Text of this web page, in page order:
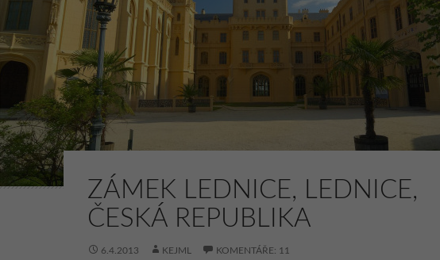
ZÁMEK LEDNICE, LEDNICE,
ČESKÁ REPUBLIKA
6.4.2013 KEJML KOMENTÁŘE: 11